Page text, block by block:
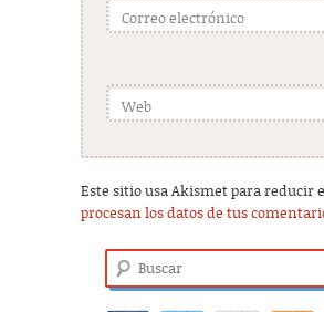
Correo electrónico
Web
Este sitio usa Akismet para reducir
procesan los datos de tus
Buscar